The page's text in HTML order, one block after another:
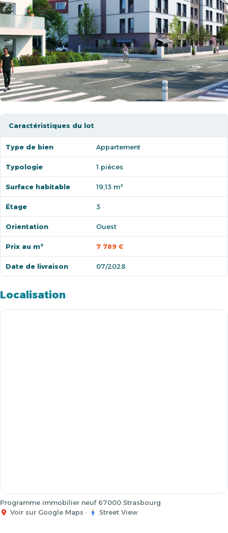
Caractéristiques du lot
Type de bien Appartement
Typologie 1 pièces
Surface habitable 19,13 m²
Étage 3
Orientation Ouest
Prix au m² 7 789 €
Date de livraison 07/2028
Localisation
Programme immobilier neuf 67000 Strasbourg
Voir sur Google Maps · Street View